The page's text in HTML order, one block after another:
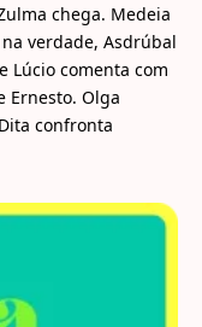
chega. Medeia
verdade, Asdrúbal
Lúcio comenta com
Ernesto. Olga
confronta